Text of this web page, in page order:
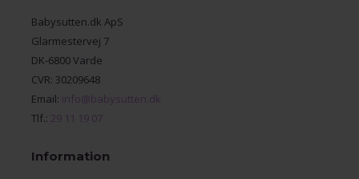
Babysutten.dk ApS
Glarmestervej 7
DK-6800 Varde
CVR: 30209648
Email: info@babysutten.dk
Tlf.: 29 11 19 07
Information